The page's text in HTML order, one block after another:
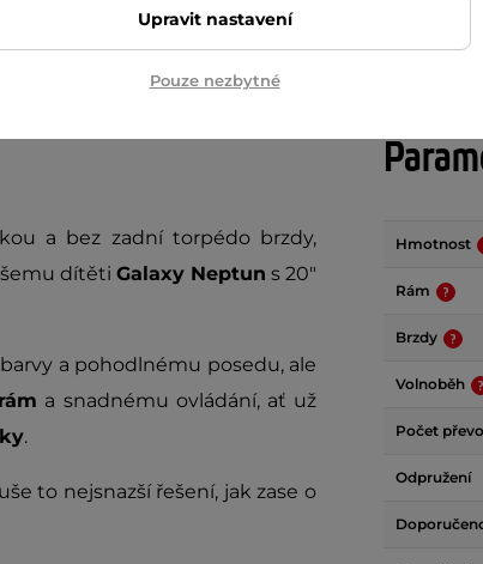
a bez zadní torpédo brzdy,
dítěti Galaxy Neptun s 20"
a pohodlnému posedu, ale
a snadnému ovládání, ať už
.
to nejsnazší řešení, jak zase o
Hmotnost
Rám
Brzdy
Volnoběh
Počet
Odpružení
Upravit nastavení
Pouze nezbytné